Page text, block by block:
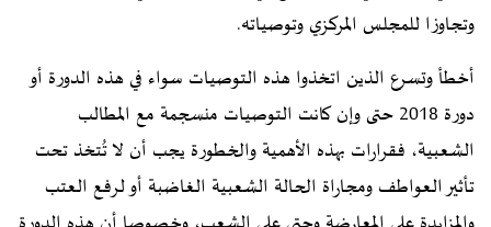
وتجاوزا للمجلس المركزي وتوصياته.
أخطأ وتسرع الذين اتخذوا هذه التوصيات سواء في هذه الدورة أو
دورة 2018 حتى وإن كانت التوصيات منسجمة مع المطالب
الشعبية، فقرارات بهذه الأهمية والخطورة يجب أن لا تُتخذ تحت
تأثير العواطف ومجاراة الحالة الشعبية الغاضبة أو لرفع العتب